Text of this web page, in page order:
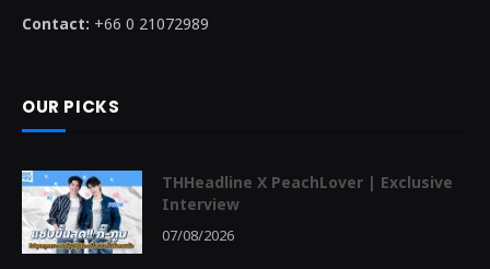
Contact: +66 0 21072989
OUR PICKS
THHeadline X PeachLover | Exclusive
Interview
07/08/2026